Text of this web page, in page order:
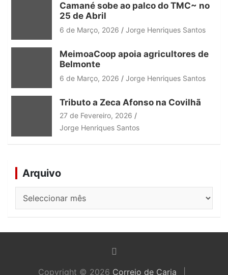
Camané sobe ao palco do TMC~ no
25 de Abril
6 de Março, 2026 Jorge Henriques Santos
MeimoaCoop apoia agricultores de
Belmonte
6 de Março, 2026 Jorge Henriques Santos
Tributo a Zeca Afonso na Covilhã
27 de Fevereiro, 2026
Jorge Henriques Santos
Arquivo
Arquivo
Copyright © 2026 Correio de Caria